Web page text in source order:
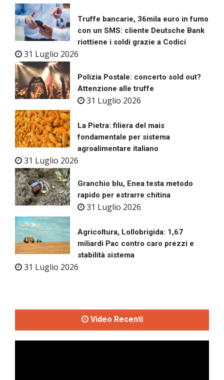
Truffe bancarie, 36mila euro in fumo
con un SMS: cliente Deutsche Bank
riottiene i soldi grazie a Codici
31 Luglio 2026
Polizia Postale: concerto sold out?
Attenzione alle truffe
31 Luglio 2026
La Pietra: filiera del mais
fondamentale per sistema
agroalimentare italiano
31 Luglio 2026
Granchio blu, Enea testa metodo
rapido per estrarre chitina
31 Luglio 2026
Agricoltura, Lollobrigida: 1,67
miliardi Pac contro caro prezzi e
stabilità sistema
31 Luglio 2026
Video Recenti